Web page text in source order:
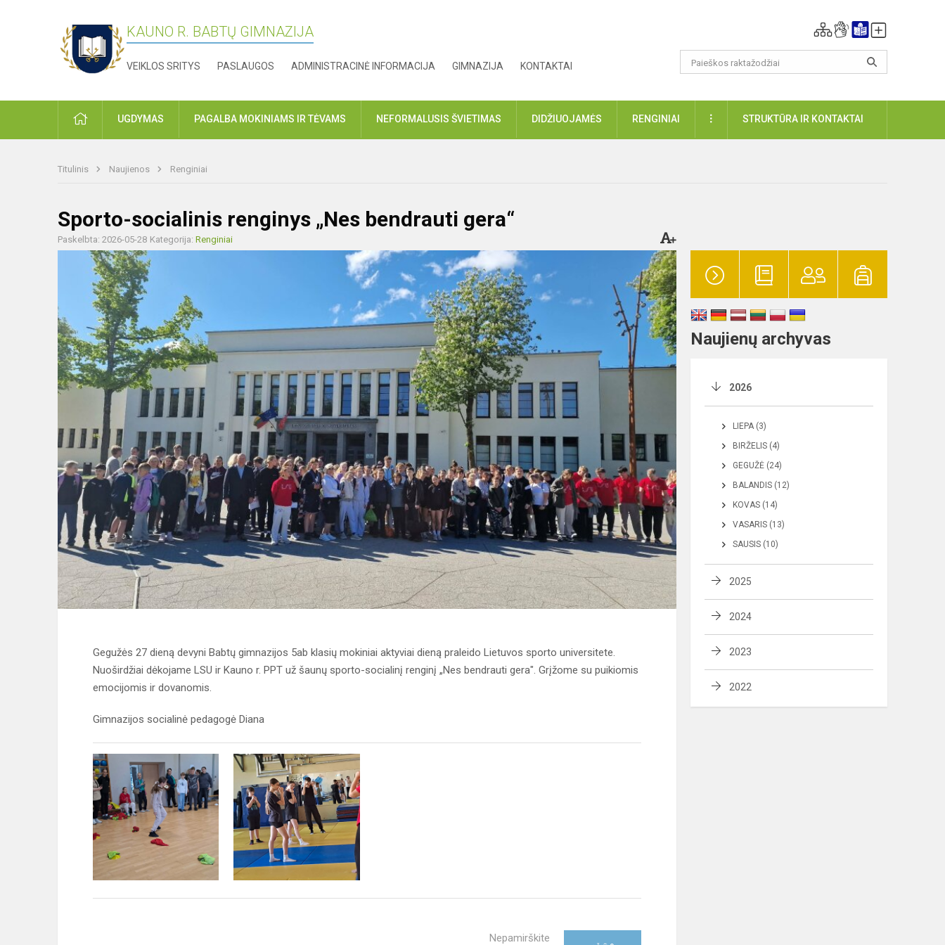
KAUNO R. BABTŲ GIMNAZIJA
VEIKLOS SRITYS PASLAUGOS ADMINISTRACINĖ INFORMACIJA GIMNAZIJA KONTAKTAI
PRADŽIAUGDYMAS PAGALBA MOKINIAMS IR TĖVAMS NEFORMALUSIS ŠVIETIMAS DIDŽIUOJAMĖS RENGINIAI DAUGIAUSTRUKTŪRA IR KONTAKTAI
Titulinis Naujienos Renginiai
Sporto-socialinis renginys „Nes bendrauti gera“
Paskelbta: 2026-05-28 Kategorija: Renginiai
Gegužės 27 dieną devyni Babtų gimnazijos 5ab klasių mokiniai aktyviai dieną praleido Lietuvos sporto universitete.
Nuoširdžiai dėkojame LSU ir Kauno r. PPT už šaunų sporto-socialinį renginį „Nes bendrauti gera". Grįžome su puikiomis
emocijomis ir dovanomis.
Gimnazijos socialinė pedagogė Diana
Nepamirškite
Naujienų archyvas
2026
LIEPA (3)
BIRŽELIS (4)
GEGUŽĖ (24)
BALANDIS (12)
KOVAS (14)
VASARIS (13)
SAUSIS (10)
2025
2024
2023
2022